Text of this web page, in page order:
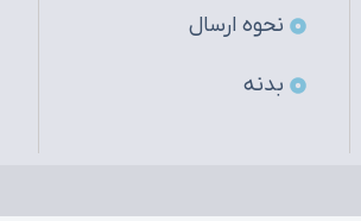
نحوه ارسال
بدنه